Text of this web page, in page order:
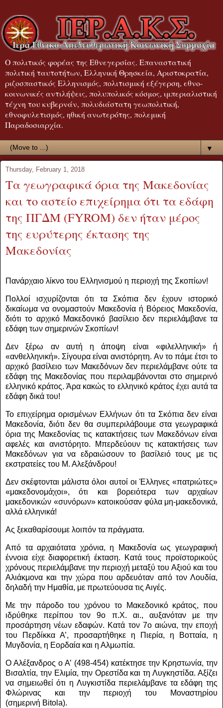
Ο πολιτικός φορέας της Εθνεγερσίας. Επαναστατική
πολιτική ταυτοτήτων, Ελληνική Θρησκεία, Αριστοκρατία,
ριζοσπαστικός Ελληνισμός, πολιτισμική εξέγερση, εθνο-
κοινωνικές αντιλήψεις, πολυπολικός κόσμος, ιμπεριαλιστική
τέχνη του κυβερνάν, πολυδιάστατη γεωπολιτική,
εθνοφυλετισμός, ηθική ανωτερότης, πολεμική
Παραδοσιαρχία.
▼
Thursday, February 1, 2018
Τα γεωγραφικά όρια της Μακεδονίας
και το αστείο επιχείρημα ότι τα εδάφη
της ΠΓΔΜ (FYROM) δεν ήταν μέρος
της ευρύτερης έκτασης της
Μακεδονίας
Πανάρχαιο λίκνο του Ελληνισμού η περιοχή της Σκοπίων!
Πολλοί ισχυρίζονται ότι τα Σκόπια δεν έχουν ιστορικό
δικαίωμα να ονομαστούν Μακεδονία ή Βόρειος Μακεδονία,
διότι το αρχικό Μακεδονικό βασίλειο δεν περιελάμβανε τα
εδάφη των σημερινών Σκοπίων!
Δεν ξέρω αν αυτή η άποψη είναι «φιλελληνική» ή
«ανθελληνική». Σίγουρα είναι ανιστόρητη. Αν το πάμε έτσι το
αρχικό βασίλειο των Μακεδόνων δεν περιελάμβανε ούτε τα
εδάφη της Μακεδονίας που περιλαμβάνονται στο σημερινό
ελληνικό κράτος. Άρα κακώς το ελληνικό κράτος έχει αυτά τα
εδάφη δικά του!
Το επιχείρημα ορισμένων Ελλήνων ότι τα Σκόπια δεν είναι
Μακεδονία, διότι δεν θα συμπεριλάβουμε στα γεωγραφικά
όρια της Μακεδονίας τις κατακτήσεις των Μακεδόνων είναι
αφελές και ανιστόρητο. Μπερδεύουν τις κατακτήσεις των
Μακεδόνων για να εδραιώσουν το βασίλειό τους με τις
εκστρατείες του Μ. Αλεξάνδρου!
Δεν σκέφτονται μάλιστα όλοι αυτοί οι Έλληνες «πατριώτες»
«μακεδονομάχοι», ότι και βορειότερα των αρχαίων
μακεδονικών «συνόρων» κατοικούσαν φύλα μη-μακεδονικά,
αλλά ελληνικά!
Ας ξεκαθαρίσουμε λοιπόν τα πράγματα.
Από τα αρχαιότατα χρόνια, η Μακεδονία ως γεωγραφική
έννοια είχε διαφορετική έκταση. Κατά τους προϊστορικούς
χρόνους περιελάμβανε την περιοχή μεταξύ του Αξιού και του
Αλιάκμονα και την χώρα που αρδευόταν από τον Λουδία,
δηλαδή την Ημαθία, με πρωτεύουσα τις Αιγές.
Με την πάροδο του χρόνου το Μακεδονικό κράτος, που
ιδρύθηκε περίπου τον 9ο π.Χ. αι., αυξανόταν με την
προσάρτηση νέων εδαφών. Κατά τον 7ο αιώνα, την εποχή
του Περδίκκα Α’, προσαρτήθηκε η Πιερία, η Βοτταία, η
Μυγδονία, η Εορδαία και η Αλμωπία.
Ο Αλέξανδρος ο Α’ (498-454) κατέκτησε την Κρηστωνία, την
Βισαλτία, την Ελιμία, την Ορεστίδα και τη Λυγκηστίδα. Αξίζει
να σημειωθεί ότι η Λυγκιστίδα περιελάμβανε τα εδάφη της
Φλώρινας και την περιοχή του Μοναστηρίου
(σημερινή Bitola).